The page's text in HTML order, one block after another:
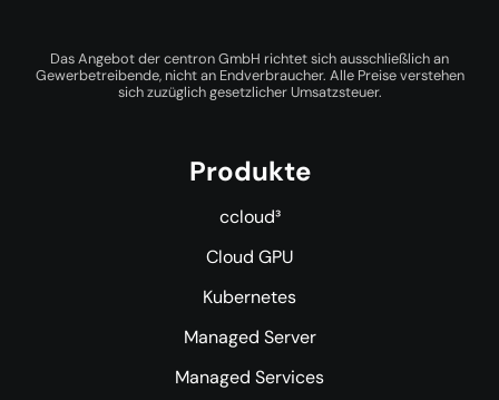
Das Angebot der centron GmbH richtet sich ausschließlich an
Gewerbetreibende, nicht an Endverbraucher. Alle Preise verstehen
sich zuzüglich gesetzlicher Umsatzsteuer.
Produkte
ccloud³
Cloud GPU
Kubernetes
Managed Server
Managed Services